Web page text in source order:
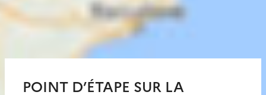
POINT D’ÉTAPE SUR LA